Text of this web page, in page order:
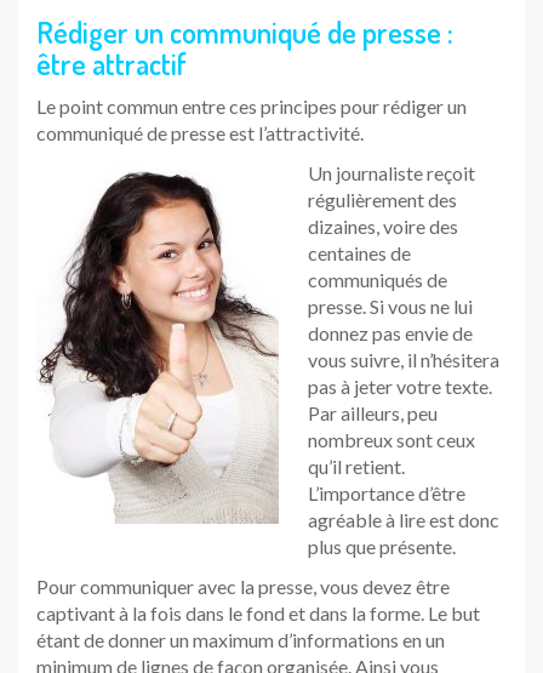
Rédiger un communiqué de presse :
être attractif
Le point commun entre ces principes pour rédiger un
communiqué de presse est l’attractivité.
Un journaliste reçoit
régulièrement des
dizaines, voire des
centaines de
communiqués de
presse. Si vous ne lui
donnez pas envie de
vous suivre, il n’hésitera
pas à jeter votre texte.
Par ailleurs, peu
nombreux sont ceux
qu’il retient.
L’importance d’être
agréable à lire est donc
plus que présente.
Pour communiquer avec la presse, vous devez être
captivant à la fois dans le fond et dans la forme. Le but
étant de donner un maximum d’informations en un
minimum de lignes de façon organisée. Ainsi vous